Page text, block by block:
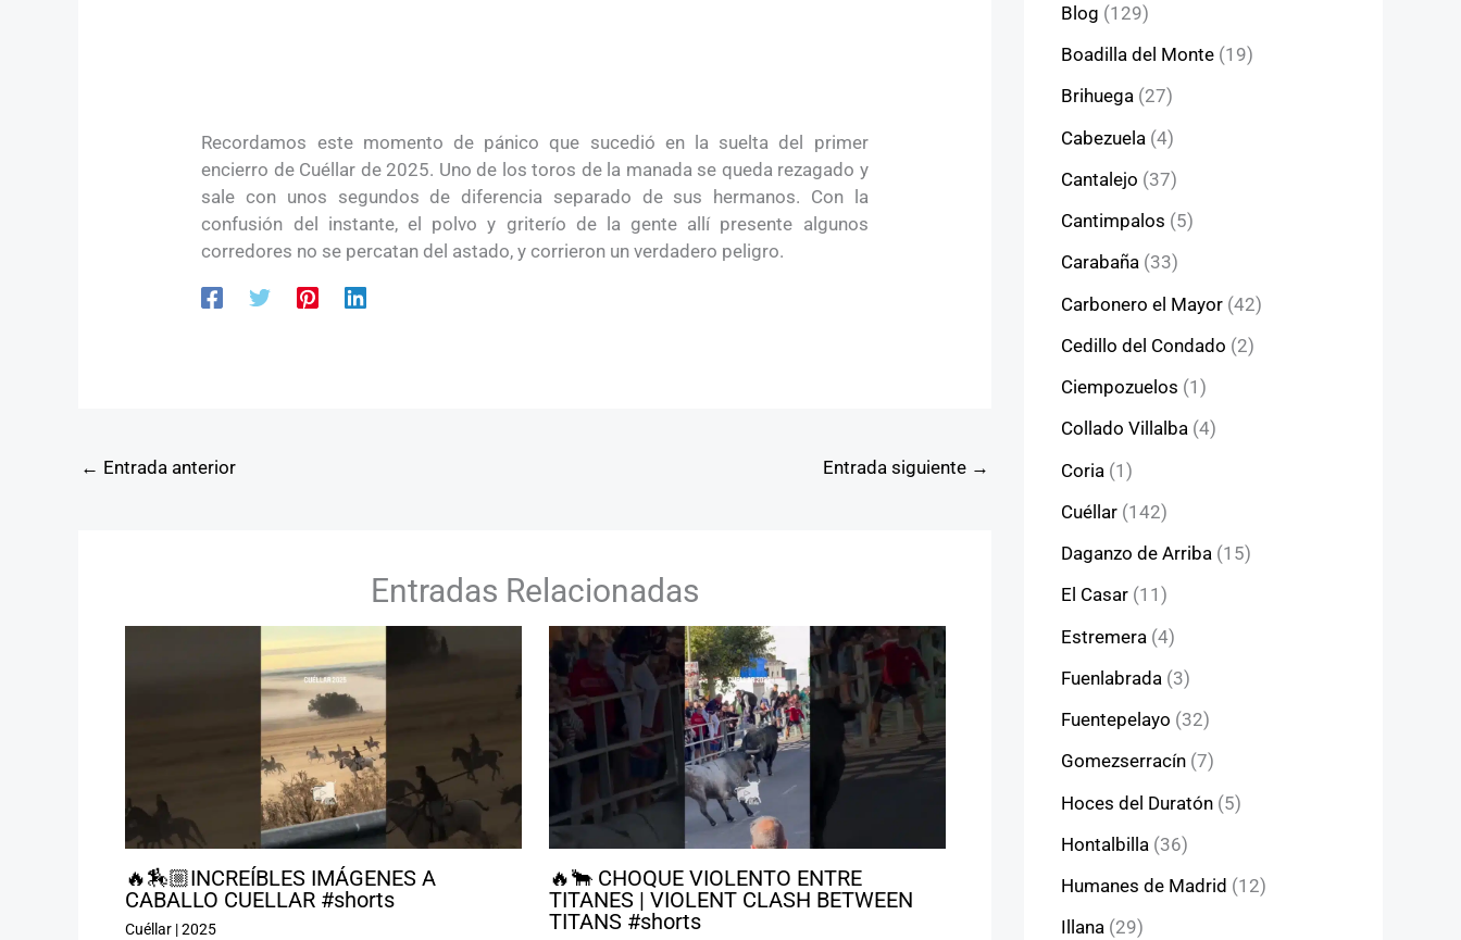
Recordamos este momento de pánico que sucedió en la suelta del primer
encierro de Cuéllar de 2025. Uno de los toros de la manada se queda rezagado y
sale con unos segundos de diferencia separado de sus hermanos. Con la
confusión del instante, el polvo y griterío de la gente allí presente algunos
corredores no se percatan del astado, y corrieron un verdadero peligro.
← Entrada anterior Entrada siguiente →
Entradas Relacionadas
🔥🏇🏼INCREÍBLES IMÁGENES A
CABALLO CUELLAR #shorts
Cuéllar|2025
🔥🐂 CHOQUE VIOLENTO ENTRE
TITANES | VIOLENT CLASH BETWEEN
TITANS #shorts
Blog (129)
Boadilla del Monte (19)
Brihuega (27)
Cabezuela (4)
Cantalejo (37)
Cantimpalos (5)
Carabaña (33)
Carbonero el Mayor (42)
Cedillo del Condado (2)
Ciempozuelos (1)
Collado Villalba (4)
Coria (1)
Cuéllar (142)
Daganzo de Arriba (15)
El Casar (11)
Estremera (4)
Fuenlabrada (3)
Fuentepelayo (32)
Gomezserracín (7)
Hoces del Duratón (5)
Hontalbilla (36)
Humanes de Madrid (12)
Illana (29)